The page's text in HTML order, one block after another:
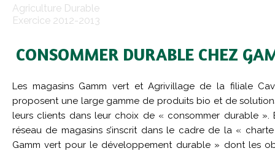
Agriculture Durable
Exercice 2012-2013
CONSOMMER DURABLE CHEZ
Les magasins Gamm vert et Agrivillage de la filiale
proposent une large gamme de produits bio et de
leurs clients dans leur choix de « consommer durable ».
réseau de magasins s’inscrit dans le cadre de la « charte
Gamm vert pour le développement durable » dont les